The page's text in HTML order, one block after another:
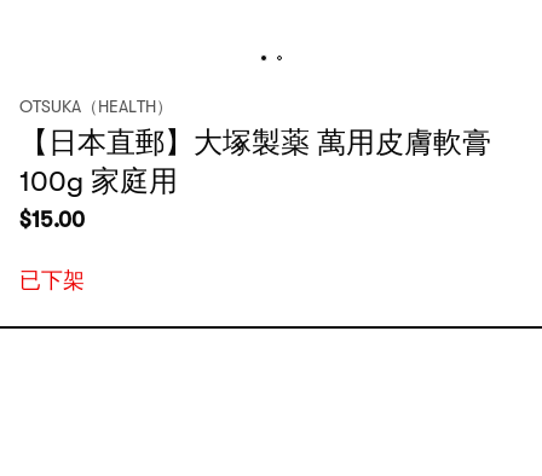
OTSUKA（HEALTH）
【日本直郵】大塚製薬 萬用皮膚軟膏
100g 家庭用
$15.00
已下架